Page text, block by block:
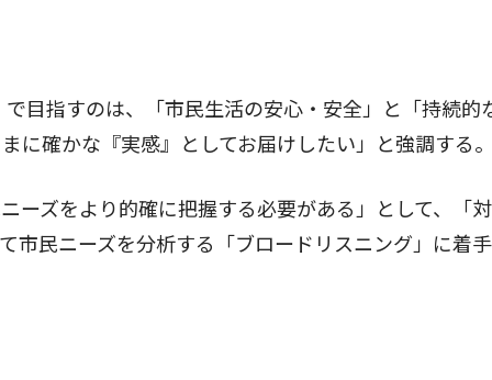
目指すのは、「市民生活の安心・安全」と「持続的
に確かな『実感』としてお届けしたい」と強調する
ズをより的確に把握する必要がある」として、「
市民ニーズを分析する「ブロードリスニング」に着